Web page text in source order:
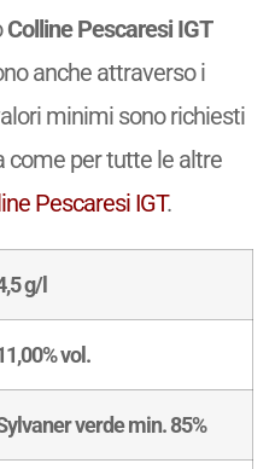
Colline Pescaresi IGT
anche attraverso i
minimi sono richiesti
come per tutte le altre
Pescaresi IGT.
g/l
vol.
verde min. 85%